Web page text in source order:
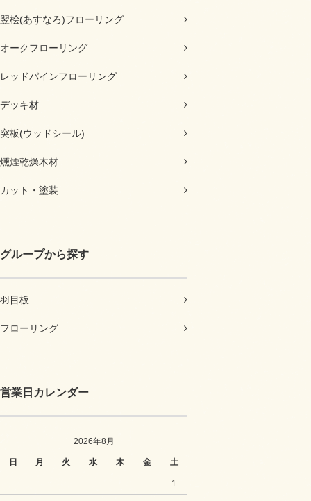
翌桧(あすなろ)フローリング
オークフローリング
レッドパインフローリング
デッキ材
突板(ウッドシール)
燻煙乾燥木材
カット・塗装
グループから探す
羽目板
フローリング
営業日カレンダー
2026年8月
日 月 火 水 木 金 土
1